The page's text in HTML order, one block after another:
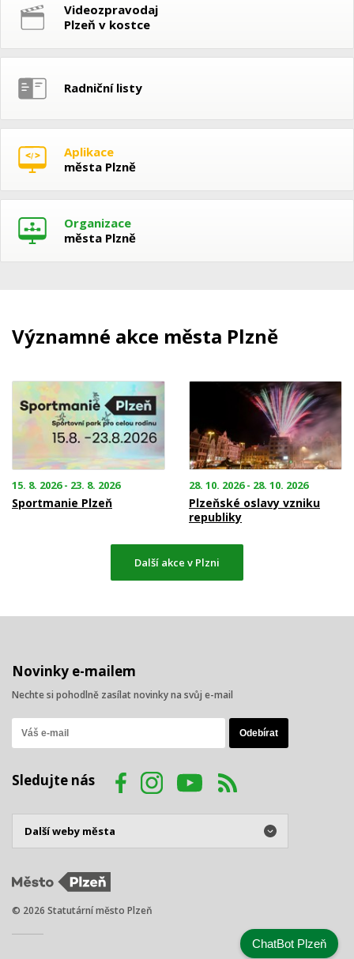
Videozpravodaj
Plzeň v kostce
Radniční listy
Aplikace
města Plzně
Organizace
města Plzně
Významné akce města Plzně
15. 8. 2026 - 23. 8. 2026
Sportmanie Plzeň
28. 10. 2026 - 28. 10. 2026
Plzeňské oslavy vzniku
republiky
Další akce v Plzni
Novinky e-mailem
Nechte si pohodlně zasílat novinky na svůj e-mail
Sledujte nás
© 2026 Statutární město Plzeň
ChatBot Plzeň